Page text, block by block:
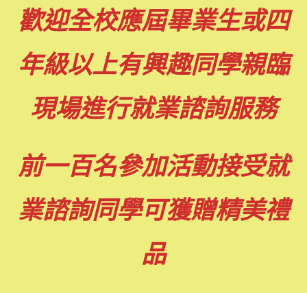
歡迎全校應屆畢業生或四
年級以上有興趣同學親臨
現場進行就業諮詢服務
前一百名參加活動接受就
業諮詢同學可獲贈精美禮
品